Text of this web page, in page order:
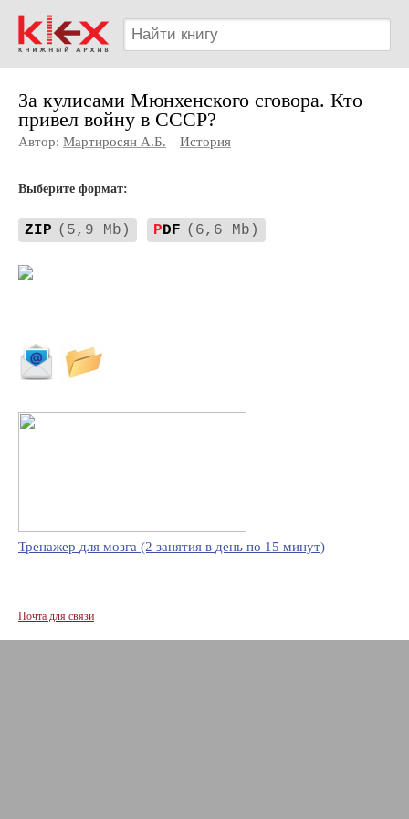
За кулисами Мюнхенского сговора. Кто
привел войну в СССР?
Автор: Мартиросян А.Б. | История
Выберите формат:
ZIP (5,9 Mb) PDF (6,6 Mb)
Тренажер для мозга (2 занятия в день по 15 минут)
Почта для связи